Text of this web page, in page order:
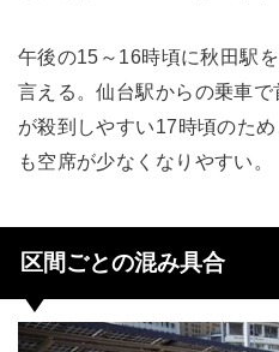
午後の15～16時頃に秋田駅
言える。仙台駅からの乗車
が殺到しやすい17時頃のた
も空席が少なくなりやすい。
区間ごとの混み具合